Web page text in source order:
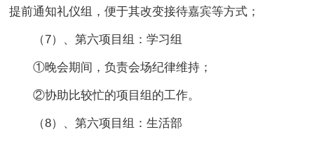
提前通知礼仪组，便于其改变接待嘉宾等方式；
（7）、第六项目组：学习组
①晚会期间，负责会场纪律维持；
②协助比较忙的项目组的工作。
（8）、第六项目组：生活部